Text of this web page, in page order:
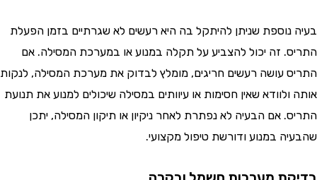
שניתן להיתקל בה היא רעשים לא שגרתיים בזמן הפעלת
זה יכול להצביע על תקלה במנוע או במערכת המסילה. אם
עושה רעשים חריגים, מומלץ לבדוק את מערכת המסילה, לנקות
שאין חסימות או עיוותים במסילה שיכולים למנוע את תנועת
אם הבעיה לא נפתרת לאחר ניקיון או תיקון המסילה, יתכן
במנוע ודורשת טיפול מקצועי.